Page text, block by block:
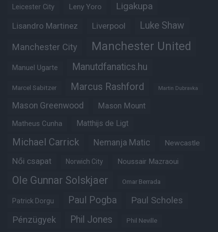
Leicester City Leny Yoro Ligakupa
Lisandro Martinez Liverpool Luke Shaw
Manchester City Manchester United
Manuel Ugarte Manutdfanatics.hu
Marcel Sabitzer Marcus Rashford Martin Dubravka
Mason Greenwood Mason Mount
Matheus Cunha Matthijs de Ligt
Michael Carrick Nemanja Matic Newcastle
Női csapat Norwich City Noussair Mazraoui
Ole Gunnar Solskjaer Omar Berrada
Patrick Dorgu Paul Pogba Paul Scholes
Pénzügyek Phil Jones Phil Neville